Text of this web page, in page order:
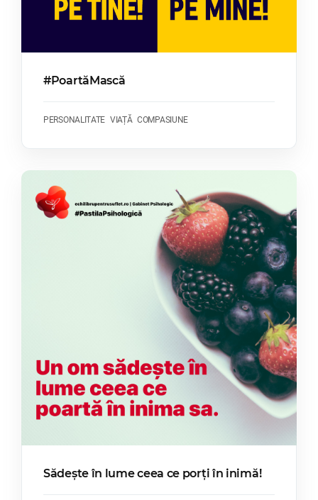
#PoartăMască
PERSONALITATE VIAȚĂ COMPASIUNE
Sădește în lume ceea ce porți în inimă!